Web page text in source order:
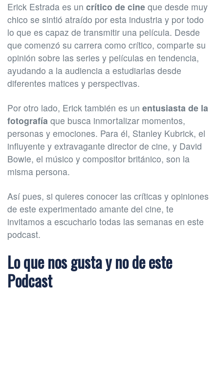
Erick Estrada es un crítico de cine que desde muy
chico se sintió atraído por esta industria y por todo
lo que es capaz de transmitir una película. Desde
que comenzó su carrera como crítico, comparte su
opinión sobre las series y películas en tendencia,
ayudando a la audiencia a estudiarlas desde
diferentes matices y perspectivas.
Por otro lado, Erick también es un entusiasta de la
fotografía que busca inmortalizar momentos,
personas y emociones. Para él, Stanley Kubrick, el
influyente y extravagante director de cine, y David
Bowie, el músico y compositor británico, son la
misma persona.
Así pues, si quieres conocer las críticas y opiniones
de este experimentado amante del cine, te
invitamos a escucharlo todas las semanas en este
podcast.
Lo que nos gusta y no de este
Podcast